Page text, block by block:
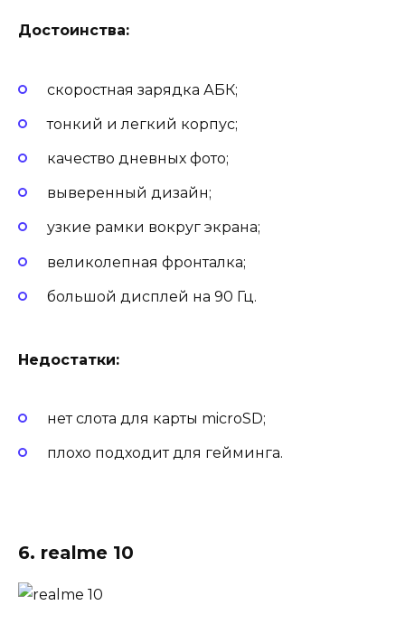
Достоинства:
скоростная зарядка АБК;
тонкий и легкий корпус;
качество дневных фото;
выверенный дизайн;
узкие рамки вокруг экрана;
великолепная фронталка;
большой дисплей на 90 Гц.
Недостатки:
нет слота для карты microSD;
плохо подходит для гейминга.
6. realme 10